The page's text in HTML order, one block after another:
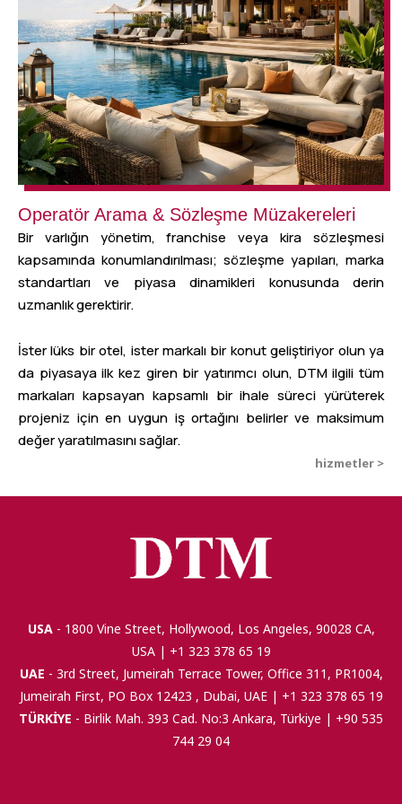
Operatör Arama & Sözleşme Müzakereleri
Bir varlığın yönetim, franchise veya kira sözleşmesi
kapsamında konumlandırılması; sözleşme yapıları, marka
standartları ve piyasa dinamikleri konusunda derin
uzmanlık gerektirir.
İster lüks bir otel, ister markalı bir konut geliştiriyor olun ya
da piyasaya ilk kez giren bir yatırımcı olun, DTM ilgili tüm
markaları kapsayan kapsamlı bir ihale süreci yürüterek
projeniz için en uygun iş ortağını belirler ve maksimum
değer yaratılmasını sağlar.
hizmetler >
USA- 1800 Vine Street, Hollywood, Los Angeles, 90028 CA,
USA | +1 323 378 65 19
UAE - 3rd Street, Jumeirah Terrace Tower, Office 311, PR1004,
Jumeirah First, PO Box 12423 , Dubai, UAE | +1 323 378 65 19
TÜRKİYE - Birlik Mah. 393 Cad. No:3 Ankara, Türkiye | +90 535
744 29 04